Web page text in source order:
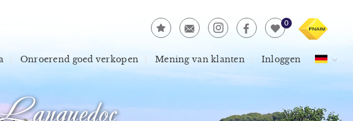
0
Onroerend goed verkopen Mening van klanten Inloggen